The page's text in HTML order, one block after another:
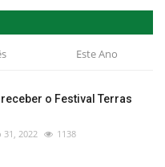
Este Ano
o Festival Terras
31, 2022 1138